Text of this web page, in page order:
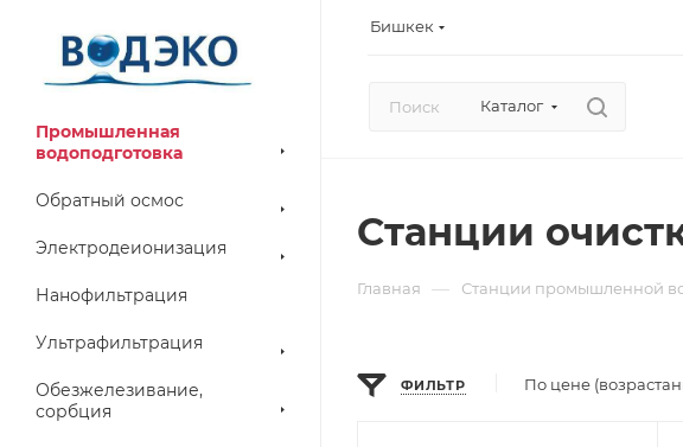
Бишкек
Каталог
Промышленная
водоподготовка
Обратный осмос
Электродеионизация
Нанофильтрация
Ультрафильтрация
Обезжелезивание,
сорбция
Станции
Главная — Станции промышленной
ФИЛЬТР По цене